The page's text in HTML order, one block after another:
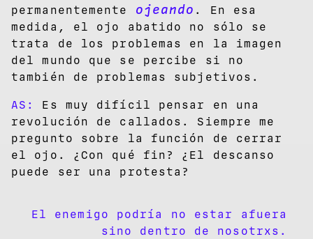
permanentemente ojeando . En esa
medida, el ojo abatido no sólo se
trata de los problemas en la imagen
del mundo que se percibe si no
también de problemas subjetivos.
AS:
Es muy difícil pensar en una
revolución de callados. Siempre me
pregunto sobre la función de cerrar
el ojo. ¿Con qué fin? ¿El descanso
puede ser una protesta?
El enemigo podría no estar afuera
sino dentro de nosotrxs.